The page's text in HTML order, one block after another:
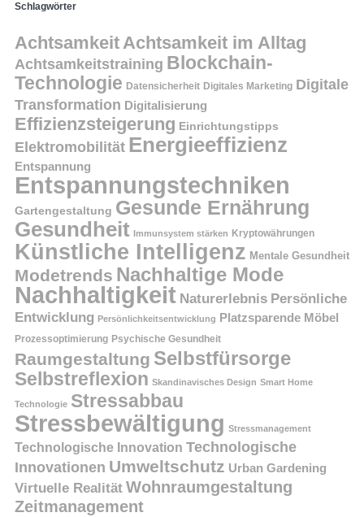
Schlagwörter
AchtsamkeitAchtsamkeit im Alltag
Achtsamkeitstraining Blockchain-
Technologie Datensicherheit Digitales Marketing Digitale
Transformation Digitalisierung
Effizienzsteigerung Einrichtungstipps
Elektromobilität Energieeffizienz
Entspannung
Entspannungstechniken
Gartengestaltung Gesunde Ernährung
Gesundheit Immunsystem stärken Kryptowährungen
Künstliche Intelligenz Mentale Gesundheit
Modetrends Nachhaltige Mode
Nachhaltigkeit Naturerlebnis Persönliche
Entwicklung Persönlichkeitsentwicklung Platzsparende Möbel
Prozessoptimierung Psychische Gesundheit
Raumgestaltung Selbstfürsorge
Selbstreflexion Skandinavisches Design Smart Home
Technologie Stressabbau
Stressbewältigung Stressmanagement
Technologische Innovation Technologische
Innovationen Umweltschutz Urban Gardening
Virtuelle Realität Wohnraumgestaltung
Zeitmanagement